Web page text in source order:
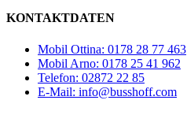
KONTAKTDATEN
Mobil Ottina: 0178 28 77 463
Mobil Arno: 0178 25 41 962
Telefon: 02872 22 85
E-Mail: info@busshoff.com